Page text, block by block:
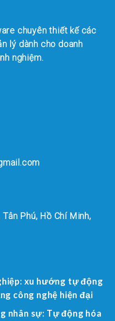
chuyên thiết kế các
lý dành cho doanh
nghiệm.
Phú, Hồ Chí Minh,
xu hướng tự động
công nghệ hiện đại
nhân sự: Tự động hóa